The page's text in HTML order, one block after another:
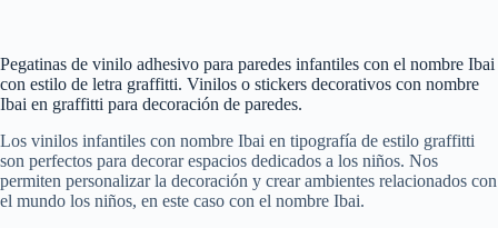
Pegatinas de vinilo adhesivo para paredes infantiles con el nombre Ibai
con estilo de letra graffitti. Vinilos o stickers decorativos con nombre
Ibai en graffitti para decoración de paredes.
Los vinilos infantiles con nombre Ibai en tipografía de estilo graffitti
son perfectos para decorar espacios dedicados a los niños. Nos
permiten personalizar la decoración y crear ambientes relacionados con
el mundo los niños, en este caso con el nombre Ibai.